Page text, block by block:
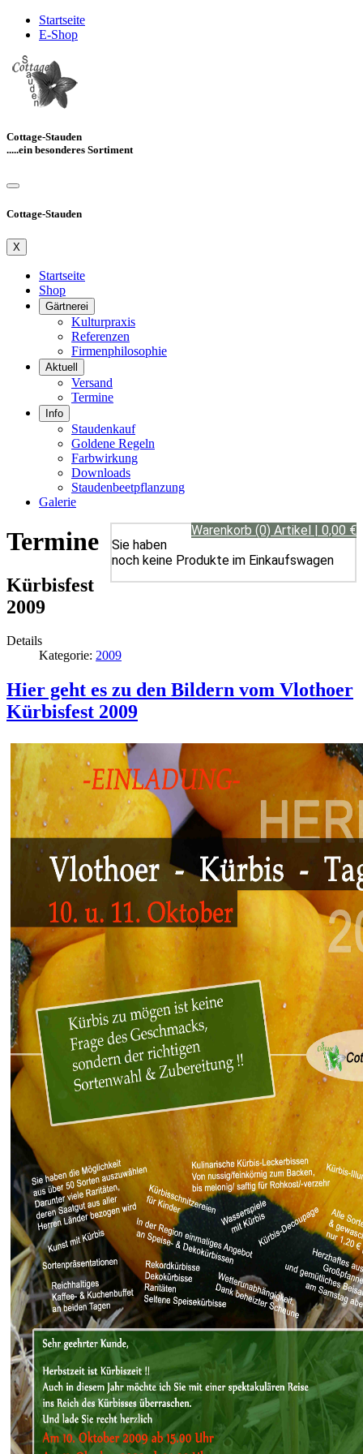
Startseite
E-Shop
Cottage-Stauden
.....ein besonderes Sortiment
Cottage-Stauden
X
Startseite
Shop
Gärtnerei
Kulturpraxis
Referenzen
Firmenphilosophie
Aktuell
Versand
Termine
Info
Staudenkauf
Goldene Regeln
Farbwirkung
Downloads
Staudenbeetpflanzung
Galerie
Warenkorb (0) Artikel | 0,00 €
Sie haben
noch keine Produkte im Einkaufswagen
Termine
Kürbisfest
2009
Details
Kategorie: 2009
Hier geht es zu den Bildern vom Vlothoer
Kürbisfest 2009